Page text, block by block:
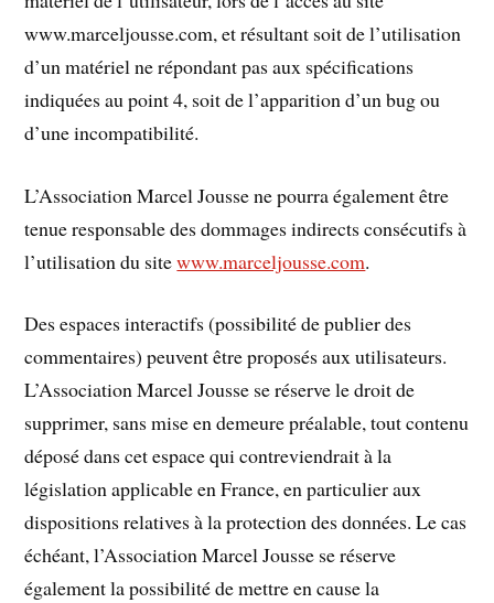
www.marceljousse.com, et résultant soit de l’utilisation
d’un matériel ne répondant pas aux spécifications
indiquées au point 4, soit de l’apparition d’un bug ou
d’une incompatibilité.
L’Association Marcel Jousse ne pourra également être
tenue responsable des dommages indirects consécutifs à
l’utilisation du sitewww.marceljousse.com.
Des espaces interactifs (possibilité de publier des
commentaires) peuvent être proposés aux utilisateurs.
L’Association Marcel Jousse se réserve le droit de
supprimer, sans mise en demeure préalable, tout contenu
déposé dans cet espace qui contreviendrait à la
législation applicable en France, en particulier aux
dispositions relatives à la protection des données. Le cas
échéant, l’Association Marcel Jousse se réserve
également la possibilité de mettre en cause la